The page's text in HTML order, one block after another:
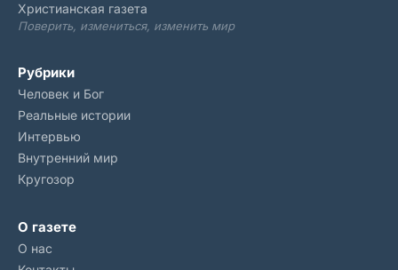
Христианская газета
Поверить, измениться, изменить мир
Рубрики
Человек и Бог
Реальные истории
Интервью
Внутренний мир
Кругозор
О газете
О нас